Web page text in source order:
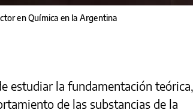
en Química en la Argentina
estudiar la fundamentación teórica,
de las substancias de la